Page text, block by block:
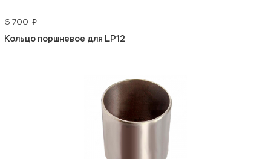
6 700 p
Кольцо поршневое для LP12